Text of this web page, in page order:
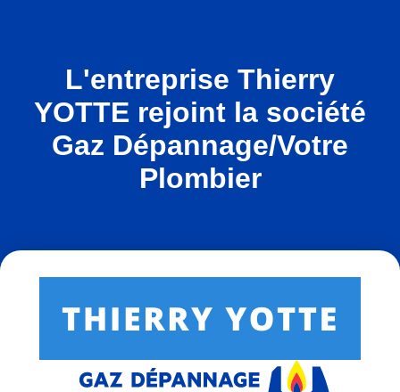
L'entreprise Thierry
YOTTE rejoint la société
Gaz Dépannage/Votre
Plombier